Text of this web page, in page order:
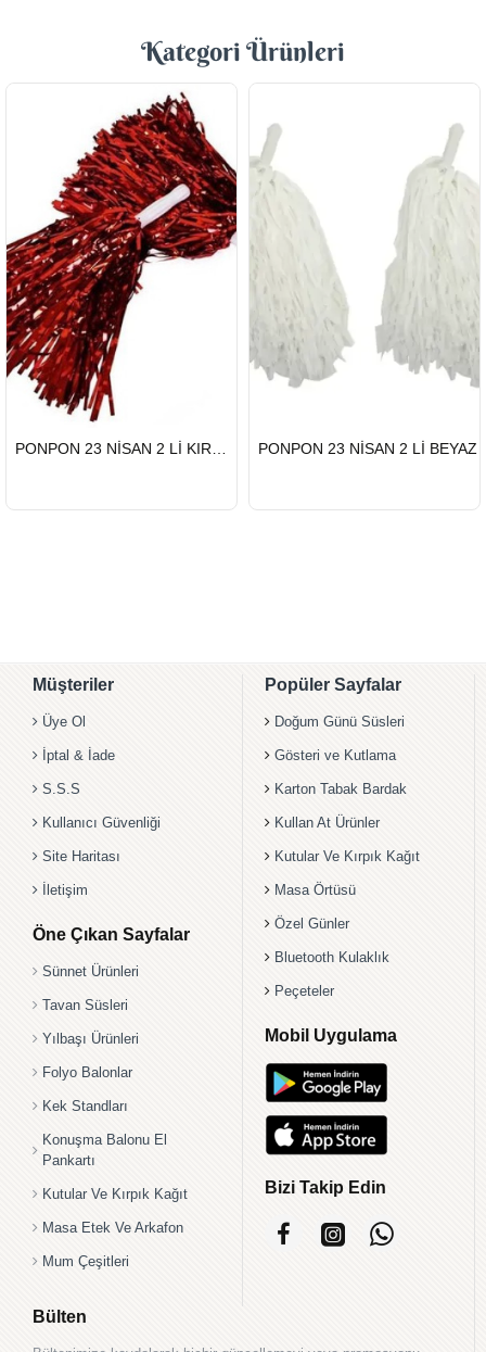
Kategori Ürünleri
HIZLI
GÖNDERİ
PONPON 23 NİSAN 2 Lİ KIRMIZI
HIZLI
GÖNDERİ
PONPON 23 NİSAN 2 Lİ BEYAZ
Müşteriler
Üye Ol
İptal & İade
S.S.S
Kullanıcı Güvenliği
Site Haritası
İletişim
Öne Çıkan Sayfalar
Sünnet Ürünleri
Tavan Süsleri
Yılbaşı Ürünleri
Folyo Balonlar
Kek Standları
Konuşma Balonu El
Pankartı
Kutular Ve Kırpık Kağıt
Masa Etek Ve Arkafon
Mum Çeşitleri
Popüler Sayfalar
Doğum Günü Süsleri
Gösteri ve Kutlama
Karton Tabak Bardak
Kullan At Ürünler
Kutular Ve Kırpık Kağıt
Masa Örtüsü
Özel Günler
Bluetooth Kulaklık
Peçeteler
Mobil Uygulama
Bizi Takip Edin
Bülten